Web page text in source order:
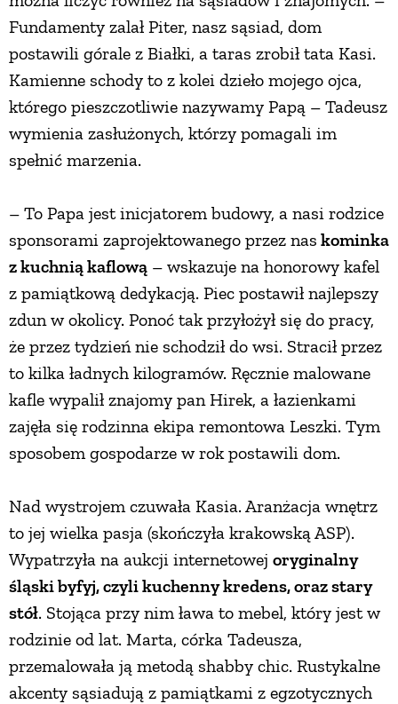
Fundamenty zalał Piter, nasz sąsiad, dom
postawili górale z Białki, a taras zrobił tata Kasi.
Kamienne schody to z kolei dzieło mojego ojca,
którego pieszczotliwie nazywamy Papą – Tadeusz
wymienia zasłużonych, którzy pomagali im
spełnić marzenia.
– To Papa jest inicjatorem budowy, a nasi rodzice
sponsorami zaprojektowanego przez nas kominka
z kuchnią kaflową – wskazuje na honorowy kafel
z pamiątkową dedykacją. Piec postawił najlepszy
zdun w okolicy. Ponoć tak przyłożył się do pracy,
że przez tydzień nie schodził do wsi. Stracił przez
to kilka ładnych kilogramów. Ręcznie malowane
kafle wypalił znajomy pan Hirek, a łazienkami
zajęła się rodzinna ekipa remontowa Leszki. Tym
sposobem gospodarze w rok postawili dom.
Nad wystrojem czuwała Kasia. Aranżacja wnętrz
to jej wielka pasja (skończyła krakowską ASP).
Wypatrzyła na aukcji internetowej oryginalny
śląski byfyj, czyli kuchenny kredens, oraz stary
stół. Stojąca przy nim ława to mebel, który jest w
rodzinie od lat. Marta, córka Tadeusza,
przemalowała ją metodą shabby chic. Rustykalne
akcenty sąsiadują z pamiątkami z egzotycznych